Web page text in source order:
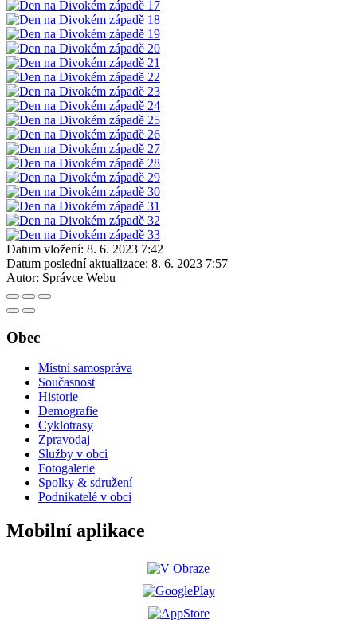
Datum vložení: 8. 6. 2023 7:42
Datum poslední aktualizace: 8. 6. 2023 7:57
Autor: Správce Webu
Obec
Místní samospráva
Současnost
Historie
Demografie
Cyklotrasy
Zpravodaj
Služby v obci
Fotogalerie
Spolky & sdružení
Podnikatelé v obci
Mobilní aplikace